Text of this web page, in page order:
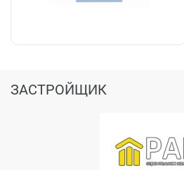
ЗАСТРОЙЩИК